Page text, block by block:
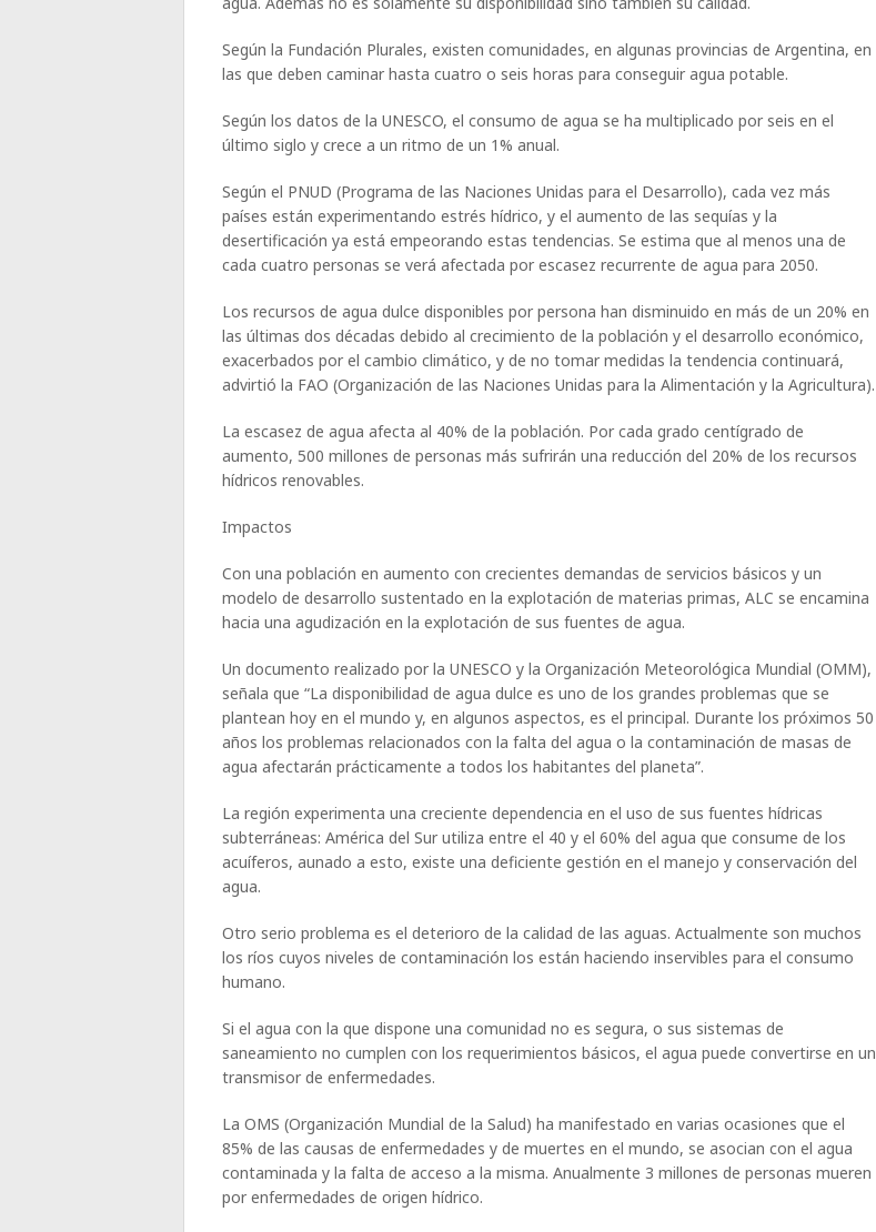
Según la Fundación Plurales, existen comunidades, en algunas provincias de Argentina, en
las que deben caminar hasta cuatro o seis horas para conseguir agua potable.
Según los datos de la UNESCO, el consumo de agua se ha multiplicado por seis en el
último siglo y crece a un ritmo de un 1% anual.
Según el PNUD (Programa de las Naciones Unidas para el Desarrollo), cada vez más
países están experimentando estrés hídrico, y el aumento de las sequías y la
desertificación ya está empeorando estas tendencias. Se estima que al menos una de
cada cuatro personas se verá afectada por escasez recurrente de agua para 2050.
Los recursos de agua dulce disponibles por persona han disminuido en más de un 20% en
las últimas dos décadas debido al crecimiento de la población y el desarrollo económico,
exacerbados por el cambio climático, y de no tomar medidas la tendencia continuará,
advirtió la FAO (Organización de las Naciones Unidas para la Alimentación y la Agricultura).
La escasez de agua afecta al 40% de la población. Por cada grado centígrado de
aumento, 500 millones de personas más sufrirán una reducción del 20% de los recursos
hídricos renovables.
Impactos
Con una población en aumento con crecientes demandas de servicios básicos y un
modelo de desarrollo sustentado en la explotación de materias primas, ALC se encamina
hacia una agudización en la explotación de sus fuentes de agua.
Un documento realizado por la UNESCO y la Organización Meteorológica Mundial (OMM),
señala que “La disponibilidad de agua dulce es uno de los grandes problemas que se
plantean hoy en el mundo y, en algunos aspectos, es el principal. Durante los próximos 50
años los problemas relacionados con la falta del agua o la contaminación de masas de
agua afectarán prácticamente a todos los habitantes del planeta”.
La región experimenta una creciente dependencia en el uso de sus fuentes hídricas
subterráneas: América del Sur utiliza entre el 40 y el 60% del agua que consume de los
acuíferos, aunado a esto, existe una deficiente gestión en el manejo y conservación del
agua.
Otro serio problema es el deterioro de la calidad de las aguas. Actualmente son muchos
los ríos cuyos niveles de contaminación los están haciendo inservibles para el consumo
humano.
Si el agua con la que dispone una comunidad no es segura, o sus sistemas de
saneamiento no cumplen con los requerimientos básicos, el agua puede convertirse en un
transmisor de enfermedades.
La OMS (Organización Mundial de la Salud) ha manifestado en varias ocasiones que el
85% de las causas de enfermedades y de muertes en el mundo, se asocian con el agua
contaminada y la falta de acceso a la misma. Anualmente 3 millones de personas mueren
por enfermedades de origen hídrico.